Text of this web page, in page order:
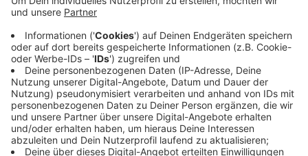
Zusammen mit SPD und Grünen hatte die Partei
zuletzt dafür gesorgt, dass die ursprünglich 18 Hektar
bereits auf acht Hektar verkleinert wurden. Das sei
zwar ein erster Erfolg für die Anwohner,
zufriedengeben will sich der Vorsitzende der CDU
Hitdorf Joshua Kraski mit den aktuellen
Änderungsplänen aber nicht.
Die Gutachten zeigen, dass die Aspekte Verkehr